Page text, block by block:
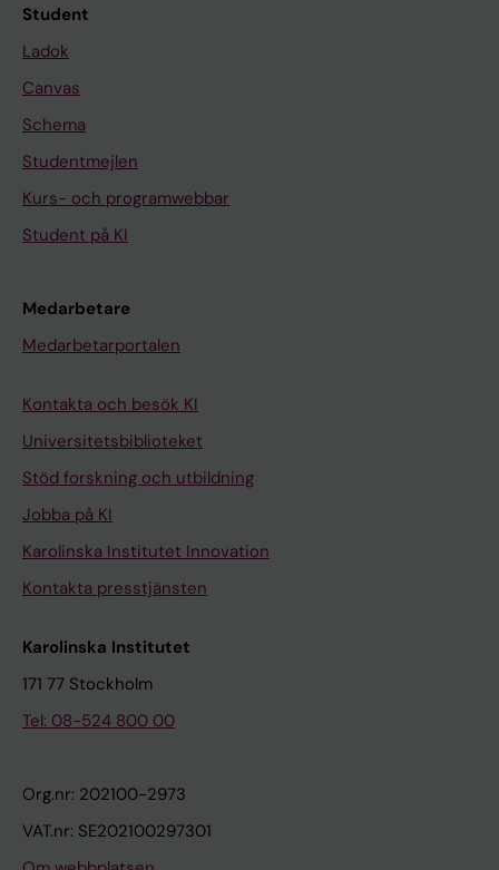
Student
Ladok
Canvas
Schema
Studentmejlen
Kurs- och programwebbar
Student på KI
Medarbetare
Medarbetarportalen
Kontakta och besök KI
Universitetsbiblioteket
Stöd forskning och utbildning
Jobba på KI
Karolinska Institutet Innovation
Kontakta presstjänsten
Karolinska Institutet
171 77 Stockholm
Tel: 08-524 800 00
Org.nr: 202100-2973
VAT.nr: SE202100297301